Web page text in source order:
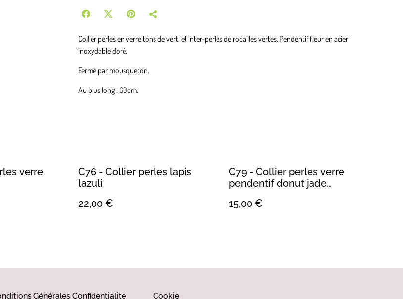
Collier perles en verre tons de vert, et inter-perles de rocailles vertes. Pendentif fleur en acier
inoxydable doré.
Fermé par mousqueton.
Au plus long : 60cm.
verre
C76 - Collier perles lapis
lazuli
22,00 €
C79 - Collier perles verre
pendentif donut jade
15,00 €
Générales Confidentialité Cookie